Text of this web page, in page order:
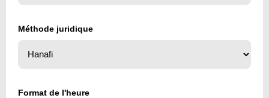
Méthode juridique
Format de l'heure